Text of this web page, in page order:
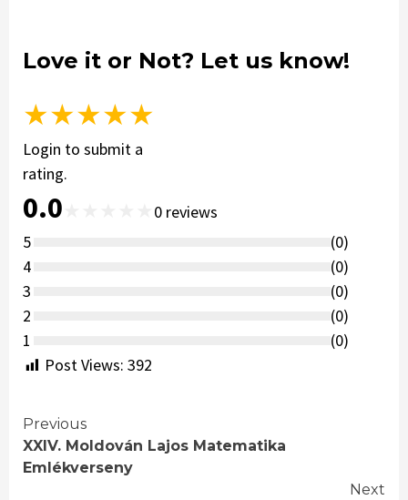
Love it or Not? Let us know!
★★★★★
Login to submit a
rating.
0.0 0 reviews
5
(0)
4
(0)
3
(0)
2
(0)
1
(0)
Post Views: 392
Continue
Reading
Previous
XXIV. Moldován Lajos Matematika
Emlékverseny
Next